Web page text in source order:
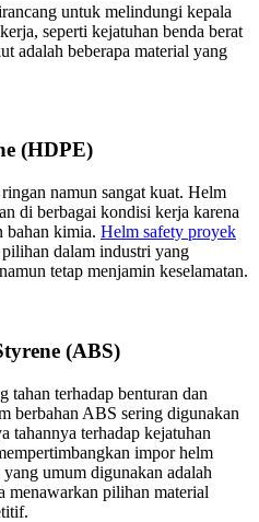
untuk melindungi kepala
seperti kejatuhan benda berat
adalah beberapa material yang
(HDPE)
namun sangat kuat. Helm
di berbagai kondisi kerja karena
bahan kimia. Helm safety proyek
dalam industri yang
tetap menjamin keselamatan.
(ABS)
tahan terhadap benturan dan
berbahan ABS sering digunakan
tahannya terhadap kejatuhan
impor helm
umum digunakan adalah
menawarkan pilihan material